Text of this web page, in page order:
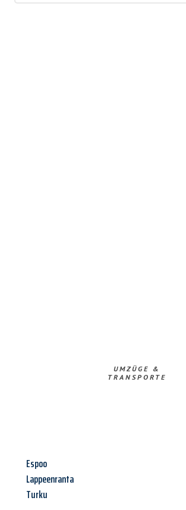
UMZÜGE &
TRANSPORTE
Espoo
Lappeenranta
Turku